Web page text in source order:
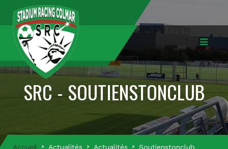
SRC - SOUTIENSTONCLUB
Accueil Actualités Actualités Soutienstonclub